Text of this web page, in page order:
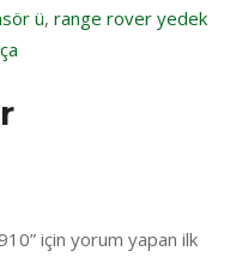
ü, range rover yedek
için yorum yapan ilk